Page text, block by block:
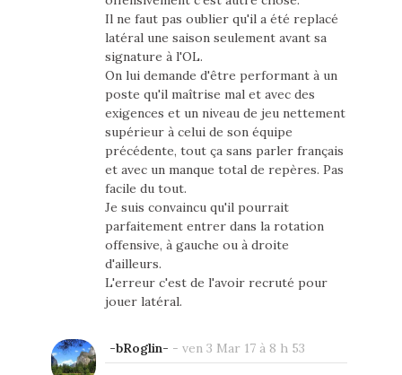
Il ne faut pas oublier qu'il a été replacé
latéral une saison seulement avant sa
signature à l'OL.
On lui demande d'être performant à un
poste qu'il maîtrise mal et avec des
exigences et un niveau de jeu nettement
supérieur à celui de son équipe
précédente, tout ça sans parler français
et avec un manque total de repères. Pas
facile du tout.
Je suis convaincu qu'il pourrait
parfaitement entrer dans la rotation
offensive, à gauche ou à droite
d'ailleurs.
L'erreur c'est de l'avoir recruté pour
jouer latéral.
-bRoglin- - ven 3 Mar 17 à 8 h 53